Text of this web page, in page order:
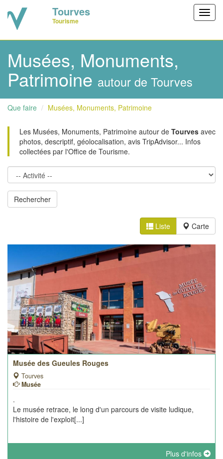
Tourves
Tourisme
Musées, Monuments,
Patrimoine autour de Tourves
Que faire Musées, Monuments, Patrimoine
Les Musées, Monuments, Patrimoine autour de Tourves avec
photos, descriptif, géolocalisation, avis TripAdvisor... Infos
collectées par l'Office de Tourisme.
Liste Carte
Musée des Gueules Rouges
Tourves
Musée
.
Le musée retrace, le long d'un parcours de visite ludique,
l'histoire de l'exploit[...]
Plus d'infos